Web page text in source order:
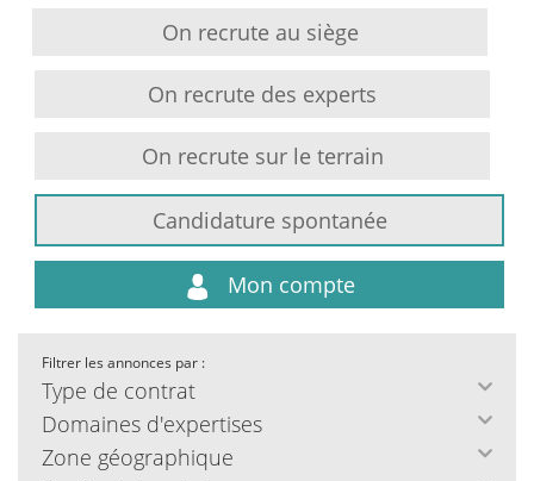
On recrute au siège
On recrute des experts
On recrute sur le terrain
Candidature spontanée
Mon compte
Filtrer les annonces par :
Type de contrat
Domaines d'expertises
Zone géographique